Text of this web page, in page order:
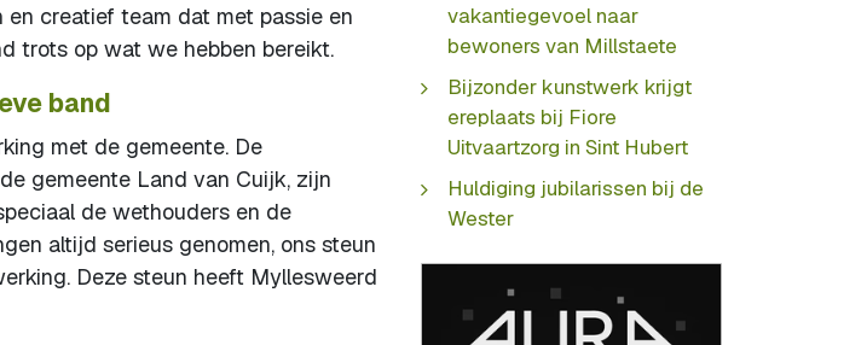
creatief team dat met passie en
trots op wat we hebben bereikt.
band
met de gemeente. De
gemeente Land van Cuijk, zijn
de wethouders en de
altijd serieus genomen, ons steun
Deze steun heeft Myllesweerd
vakantiegevoel naar
bewoners van Millstaete
Bijzonder kunstwerk krijgt
ereplaats bij Fiore
Uitvaartzorg in Sint Hubert
Huldiging jubilarissen bij de
Wester